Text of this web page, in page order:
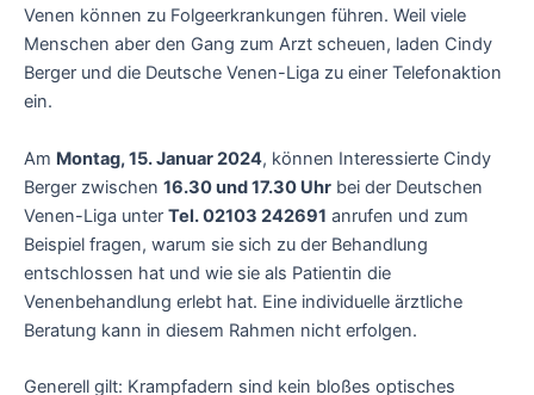
Venen können zu Folgeerkrankungen führen. Weil viele
Menschen aber den Gang zum Arzt scheuen, laden Cindy
Berger und die Deutsche Venen-Liga zu einer Telefonaktion
ein.
Am Montag, 15. Januar 2024, können Interessierte Cindy
Berger zwischen 16.30 und 17.30 Uhr bei der Deutschen
Venen-Liga unter Tel. 02103 242691 anrufen und zum
Beispiel fragen, warum sie sich zu der Behandlung
entschlossen hat und wie sie als Patientin die
Venenbehandlung erlebt hat. Eine individuelle ärztliche
Beratung kann in diesem Rahmen nicht erfolgen.
Generell gilt: Krampfadern sind kein bloßes optisches